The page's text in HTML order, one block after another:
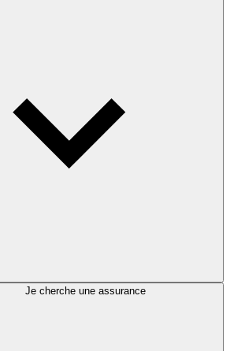
Je cherche une assurance